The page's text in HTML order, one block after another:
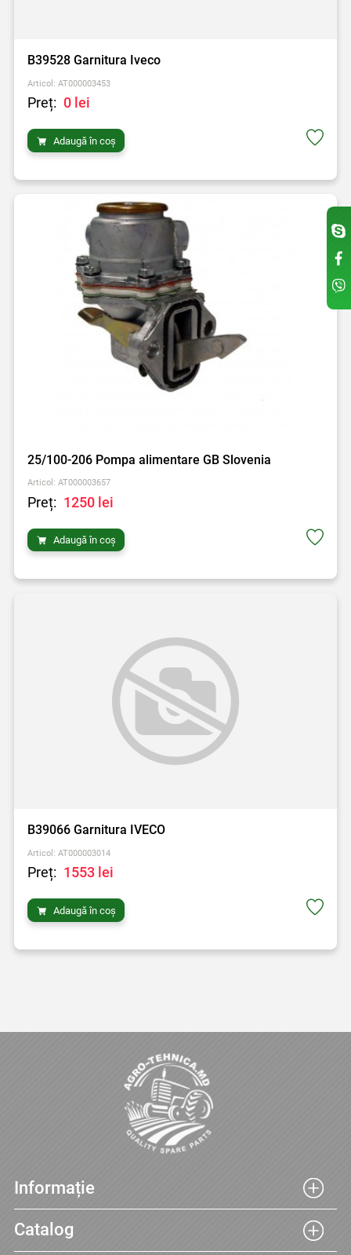
B39528 Garnitura Iveco
Articol: AT000003453
Preț: 0 lei
Adaugă în coș
25/100-206 Pompa alimentare GB Slovenia
Articol: AT000003657
Preț: 1250 lei
Adaugă în coș
B39066 Garnitura IVECO
Articol: AT000003014
Preț: 1553 lei
Adaugă în coș
Informație
Catalog